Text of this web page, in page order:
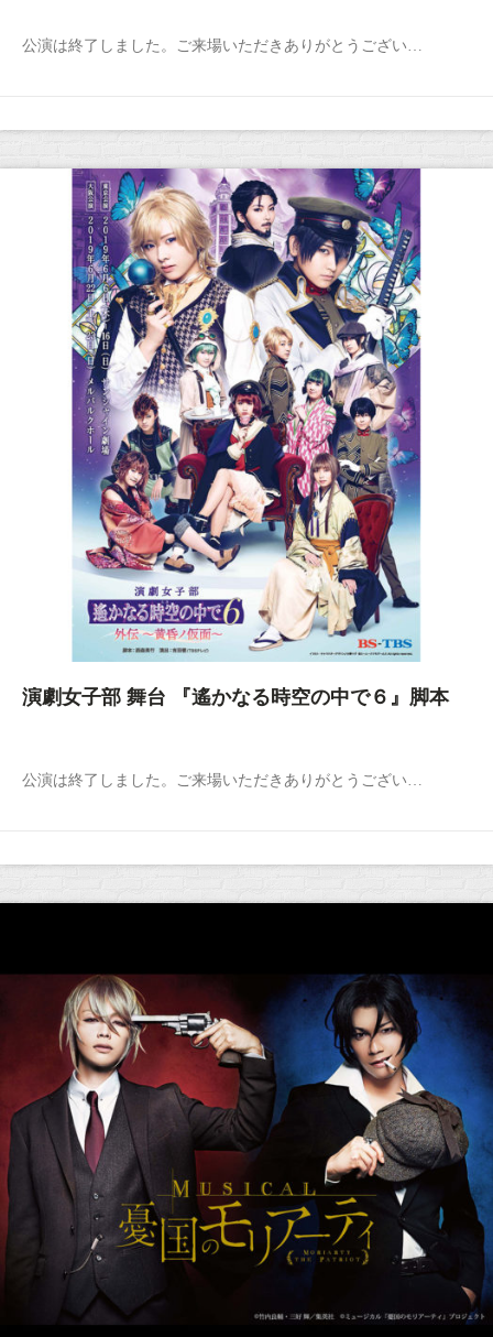
公演は終了しました。ご来場いただきありがとうござい…
演劇女子部 舞台 『遙かなる時空の中で６』脚本
公演は終了しました。ご来場いただきありがとうござい…